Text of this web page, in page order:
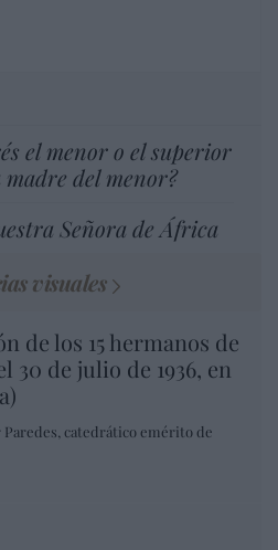
el menor o el superior
del menor?
Señora de África
visuales
de los 15 hermanos de
30 de julio de 1936, en
Paredes, catedrático emérito de